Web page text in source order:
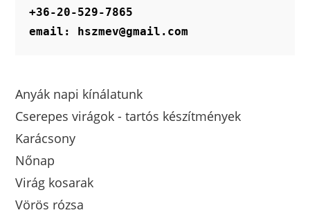
+36-20-529-7865
email: hszmev@gmail.com
Anyák napi kínálatunk
Cserepes virágok - tartós készítmények
Karácsony
Nőnap
Virág kosarak
Vörös rózsa